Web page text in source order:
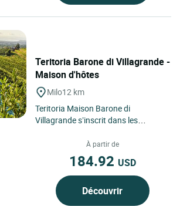
Teritoria Barone di Villagrande -
Maison d'hôtes
Milo12 km
Teritoria Maison Barone di
Villagrande s’inscrit dans les
village perché sur les pentes...
À partir de
184.92 USD
Découvrir